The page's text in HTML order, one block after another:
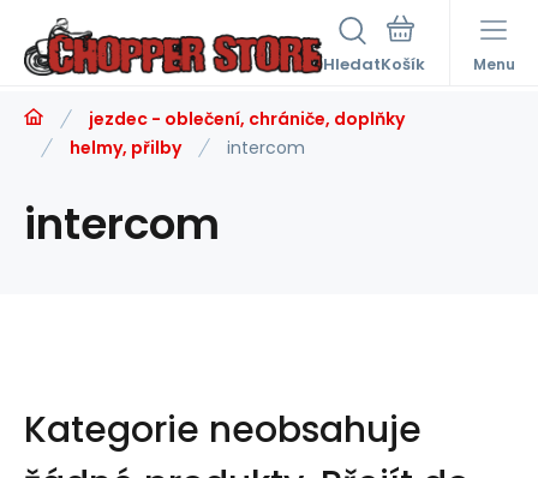
Hledat Menu
jezdec - oblečení, chrániče, doplňky
helmy, přilby
intercom
intercom
Kategorie neobsahuje